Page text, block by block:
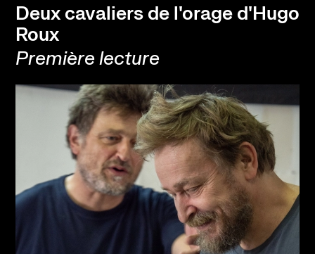
Deux cavaliers de l'orage d'Hugo
Roux
Première lecture